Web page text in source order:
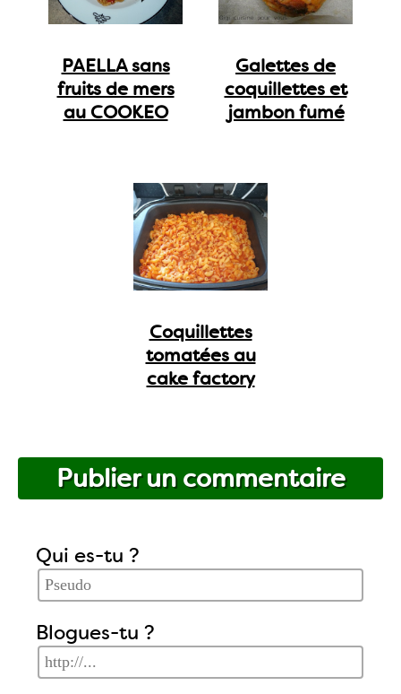
PAELLA sans
fruits de mers
au COOKEO
Galettes de
coquillettes et
jambon fumé
Coquillettes
tomatées au
cake factory
Publier un commentaire
Qui es-tu ?
Blogues-tu ?